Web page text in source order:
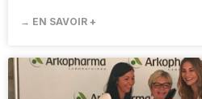
→ EN SAVOIR +